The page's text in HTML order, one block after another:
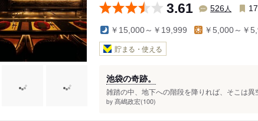
3.61 526人
￥15,000～￥19,999 ￥5,000～￥
貯まる・使える
池袋の奇跡。
雑踏の中、地下への階段を降りれば、そこは
by 髙嶋政宏(100)